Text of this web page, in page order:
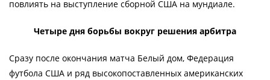
повлиять на выступление сборной США на мундиале.
Четыре дня борьбы вокруг решения арбитра
Сразу после окончания матча Белый дом, Федерация
футбола США и ряд высокопоставленных американских